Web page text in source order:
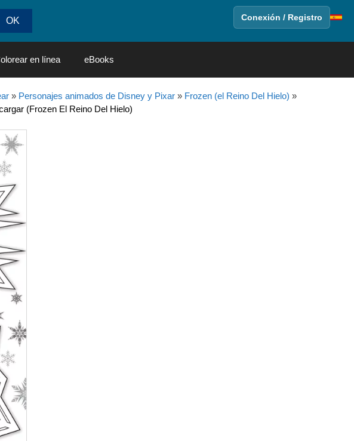
Conexión / Registro
en línea eBooks
» Personajes animados de Disney y Pixar» Frozen (el Reino Del Hielo) »
(Frozen El Reino Del Hielo)